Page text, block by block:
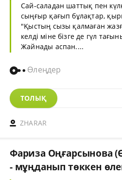
Сай-саладан шаттық пен
сыңғыр қағып бұлақтар,
"Қыстың сызы қалмаған
келді міне бізге де гүл
Жайнады аспан....
Өлеңдер
ТОЛЫҚ
ZHARAR
Фариза Оңғарсынова
- мұңданып төккен